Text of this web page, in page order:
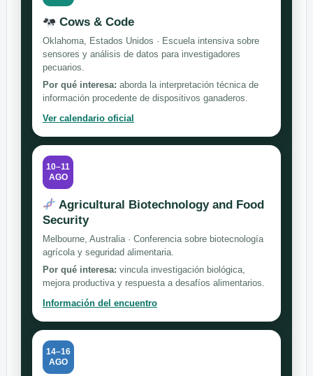
Cows & Code
Oklahoma, Estados Unidos · Escuela intensiva sobre
sensores y análisis de datos para investigadores
pecuarios.
Por qué interesa: aborda la interpretación técnica de
información procedente de dispositivos ganaderos.
Ver calendario oficial
10–11
AGO
Agricultural Biotechnology and Food
Security
Melbourne, Australia · Conferencia sobre biotecnología
agrícola y seguridad alimentaria.
Por qué interesa: vincula investigación biológica,
mejora productiva y respuesta a desafíos alimentarios.
Información del encuentro
14–16
AGO